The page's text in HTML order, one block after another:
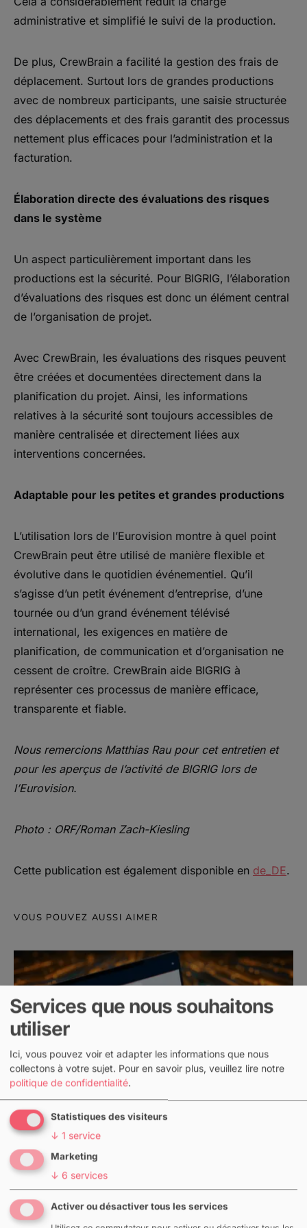
administrative et simplifié le suivi de la production.
De plus, CrewBrain a facilité la gestion des frais de
déplacement. Surtout lors de grandes productions
avec de nombreux participants, une saisie structurée
des déplacements et des frais garantit des processus
nettement plus efficaces pour l’administration et la
facturation.
Élaboration directe des évaluations des risques
dans le système
Un aspect particulièrement important dans les
productions est la sécurité. Pour BIGRIG, l’élaboration
d’évaluations des risques est donc un élément central
de l’organisation de projet.
Avec CrewBrain, les évaluations des risques peuvent
être créées et documentées directement dans la
planification du projet. Ainsi, les informations
relatives à la sécurité sont toujours accessibles de
manière centralisée et directement liées aux
interventions concernées.
Adaptable pour les petites et grandes productions
L’utilisation lors de l’Eurovision montre à quel point
CrewBrain peut être utilisé de manière flexible et
évolutive dans le quotidien événementiel. Qu’il
s’agisse d’un petit événement d’entreprise, d’une
tournée ou d’un grand événement télévisé
international, les exigences en matière de
planification, de communication et d’organisation ne
cessent de croître. CrewBrain aide BIGRIG à
représenter ces processus de manière efficace,
transparente et fiable.
Nous remercions Matthias Rau pour cet entretien et
pour les aperçus de l’activité de BIGRIG lors de
l’Eurovision.
Photo : ORF/Roman Zach-Kiesling
Cette publication est également disponible en de_DE.
VOUS POUVEZ AUSSI AIMER
Entrepôt de données IA de
CrewBrain : analysez facilement
Services que nous souhaitons
utiliser
Ici, vous pouvez voir et adapter les informations que nous
collectons à votre sujet. Pour en savoir plus, veuillez lire notre
politique de confidentialité.
Statistiques des visiteurs
↓ 1 service
Marketing
↓ 6 services
Activer ou désactiver tous les services